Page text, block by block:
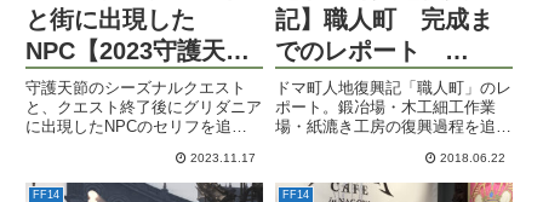
と街に出現した
NPC【2023守護天
節】
守護天節のシーズナルクエスト
と、クエスト終了後にグリダニア
に出現したNPCのセリフを追
2023.11.17
記】職人町 完成ま
でのレポート
Part.2
ドマ町人地復興記「職人町」のレ
ポート。鍛冶場・木工細工作業
場・紙漉き工房の復興過程を追う
引先の決定など明るいニュースが
いっぱいだ。
2018.06.22
FF14 FF14